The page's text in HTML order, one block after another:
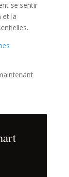
se sentir
et la